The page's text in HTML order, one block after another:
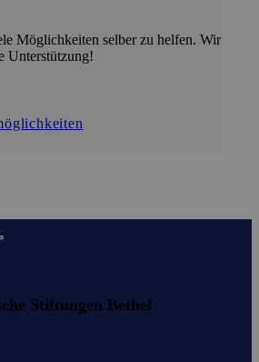
Möglichkeiten selber zu helfen. Wir
Unterstützung!
Stiftungen Bethel